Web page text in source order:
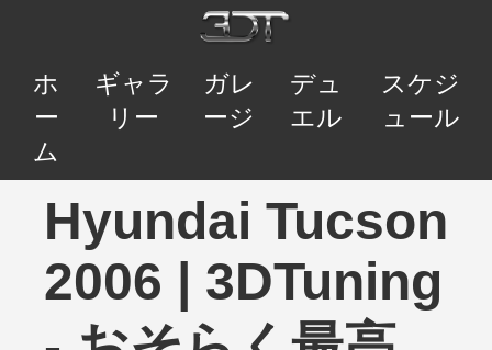
ホ
ー
ム
ギャラ
リー
ガレ
ージ
デュ
エル
スケジ
ュール
Hyundai Tucson
2006 | 3DTuning